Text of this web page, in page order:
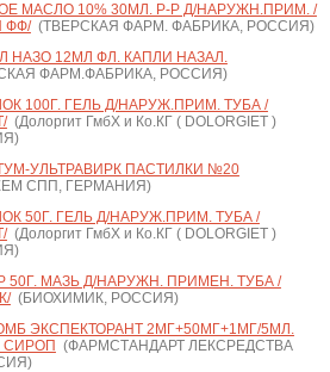
МАСЛО 10% 30МЛ. Р-Р Д/НАРУЖН.ПРИМ. /
ФФ/(ТВЕРСКАЯ ФАРМ. ФАБРИКА, РОССИЯ)
НАЗО 12МЛ ФЛ. КАПЛИ НАЗАЛ.
ФАРМ.ФАБРИКА, РОССИЯ)
100Г. ГЕЛЬ Д/НАРУЖ.ПРИМ. ТУБА /
(Долоргит ГмбХ и Ко.КГ ( DOLORGIET )
УЛЬТРАВИРК ПАСТИЛКИ №20
СПП, ГЕРМАНИЯ)
50Г. ГЕЛЬ Д/НАРУЖ.ПРИМ. ТУБА /
(Долоргит ГмбХ и Ко.КГ ( DOLORGIET )
50Г. МАЗЬ Д/НАРУЖН. ПРИМЕН. ТУБА /
(БИОХИМИК, РОССИЯ)
ЭКСПЕКТОРАНТ 2МГ+50МГ+1МГ/5МЛ.
СИРОП (ФАРМСТАНДАРТ ЛЕКСРЕДСТВА